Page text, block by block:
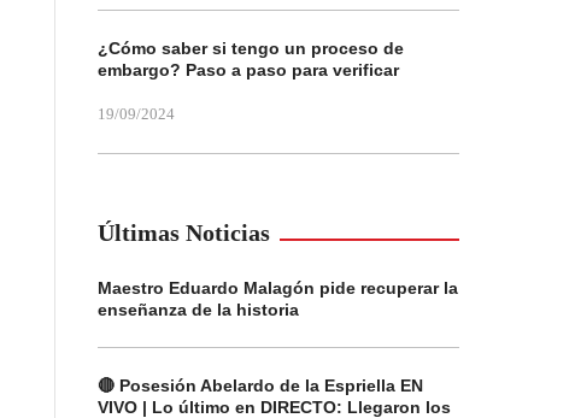
¿Cómo saber si tengo un proceso de
embargo? Paso a paso para verificar
19/09/2024
Últimas Noticias
Maestro Eduardo Malagón pide recuperar la
enseñanza de la historia
🔴 Posesión Abelardo de la Espriella EN
VIVO | Lo último en DIRECTO: Llegaron los